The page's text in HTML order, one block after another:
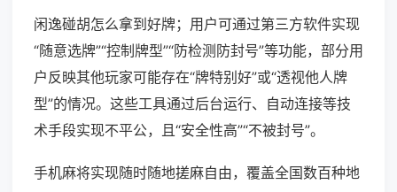
闲逸碰胡怎么拿到好牌；用户可通过第三方软件实现
“随意选牌”“控制牌型”“防检测防封号”等功能，部分用
户反映其他玩家可能存在“牌特别好”或“透视他人牌
型”的情况。这些工具通过后台运行、自动连接等技
术手段实现不平公，且“安全性高”“不被封号”。
手机麻将实现随时随地搓麻自由，覆盖全国数百种地